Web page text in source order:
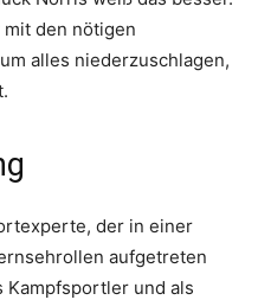
den nötigen
alles niederzuschlagen,
der in einer
aufgetreten
Kampfsportler und als